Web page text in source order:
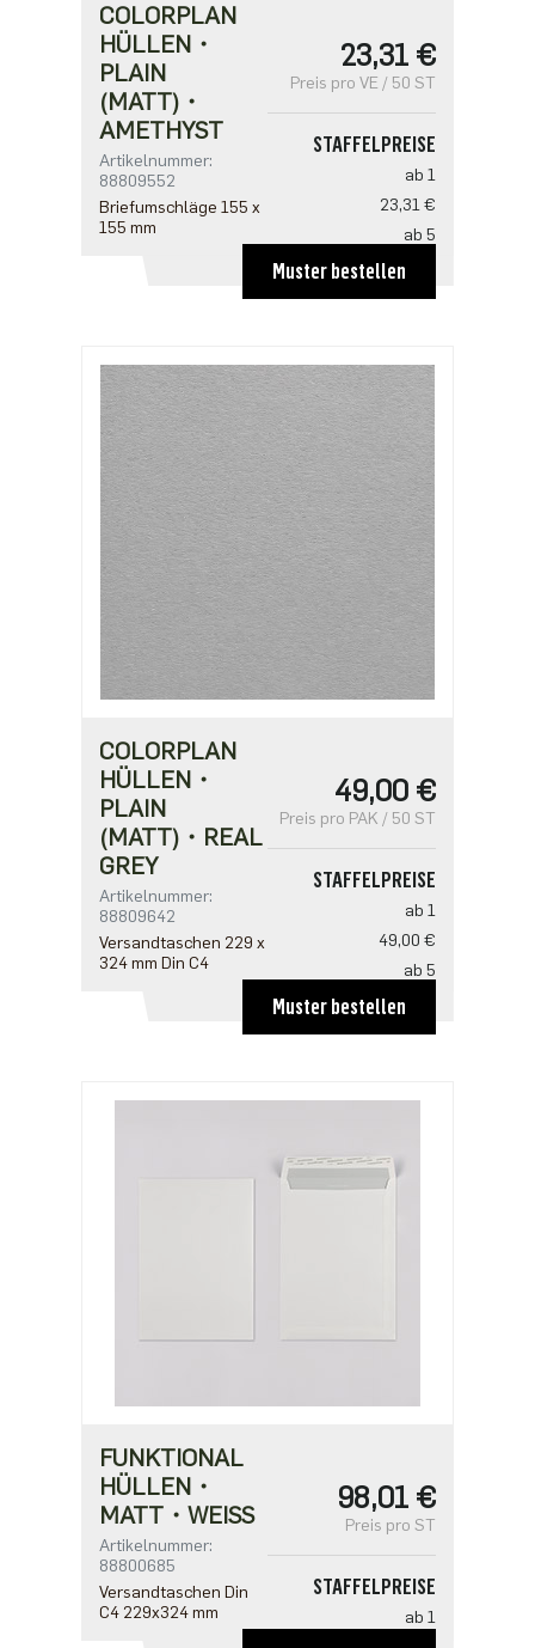
COLORPLAN
HÜLLEN・
PLAIN
(MATT)・
AMETHYST
Artikelnummer:
88809552
Briefumschläge 155 x
155 mm
23,31 €
Preis pro VE / 50 ST
STAFFELPREISE
ab 1
23,31 €
ab 5
18,65 €
Muster bestellen
COLORPLAN
HÜLLEN・
PLAIN
(MATT)・REAL
GREY
Artikelnummer:
88809642
Versandtaschen 229 x
324 mm Din C4
49,00 €
Preis pro PAK / 50 ST
STAFFELPREISE
ab 1
49,00 €
ab 5
39,20 €
Muster bestellen
FUNKTIONAL
HÜLLEN・
MATT・WEISS
Artikelnummer:
88800685
Versandtaschen Din
C4 229x324 mm
98,01 €
Preis pro ST
STAFFELPREISE
ab 1